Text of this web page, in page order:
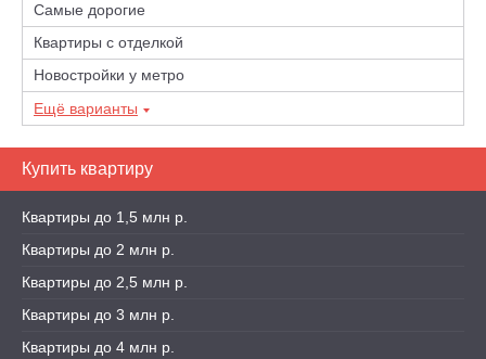
Самые дорогие
Квартиры с отделкой
Новостройки у метро
Ещё варианты
Купить квартиру
Квартиры до 1,5 млн р.
Квартиры до 2 млн р.
Квартиры до 2,5 млн р.
Квартиры до 3 млн р.
Квартиры до 4 млн р.